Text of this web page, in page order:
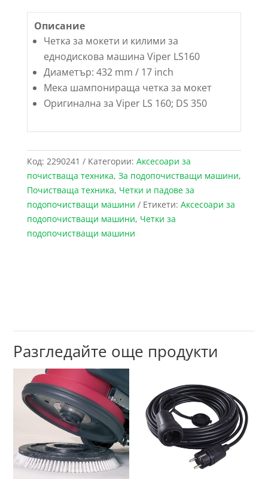
Описание
Четка за мокети и килими за
еднодискова машина Viper LS160
Диаметър: 432 mm / 17 inch
Мека шампонираща четка за мокет
Оригинална за Viper LS 160; DS 350
Код: 2290241 Категории: Аксесоари за
почистваща техника, За подопочистващи машини,
Почистваща техника, Четки и падове за
подопочистващи машини
Етикети: Аксесоари за
подопочистващи машини, Четки за
подопочистващи машини
Разгледайте още продукти